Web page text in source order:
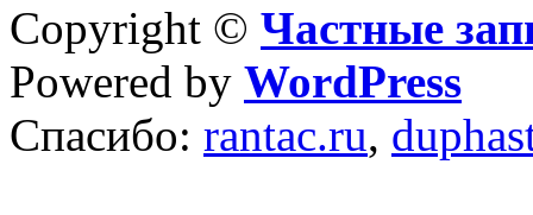
Copyright © Частные
Powered by WordPress
Спасибо: rantac.ru,